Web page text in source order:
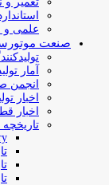
علمی و
صنعت
آمار
انجمن
اخبار
اخبار